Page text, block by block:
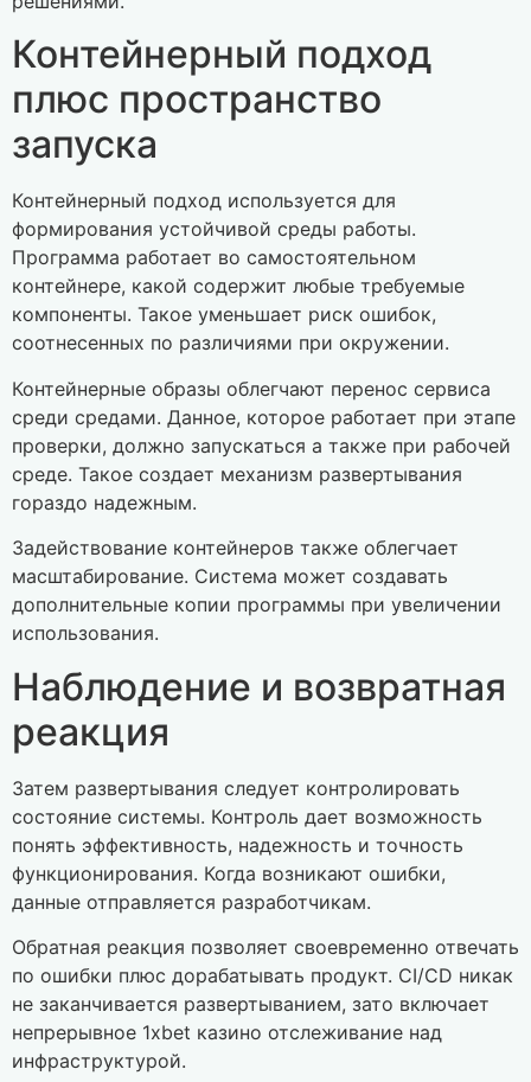
Контейнерный подход
плюс пространство
запуска
Контейнерный подход используется для
формирования устойчивой среды работы.
Программа работает во самостоятельном
контейнере, какой содержит любые требуемые
компоненты. Такое уменьшает риск ошибок,
соотнесенных по различиями при окружении.
Контейнерные образы облегчают перенос сервиса
среди средами. Данное, которое работает при этапе
проверки, должно запускаться а также при рабочей
среде. Такое создает механизм развертывания
гораздо надежным.
Задействование контейнеров также облегчает
масштабирование. Система может создавать
дополнительные копии программы при увеличении
использования.
Наблюдение и возвратная
реакция
Затем развертывания следует контролировать
состояние системы. Контроль дает возможность
понять эффективность, надежность и точность
функционирования. Когда возникают ошибки,
данные отправляется разработчикам.
Обратная реакция позволяет своевременно отвечать
по ошибки плюс дорабатывать продукт. CI/CD никак
не заканчивается развертыванием, зато включает
непрерывное 1xbet казино отслеживание над
инфраструктурой.